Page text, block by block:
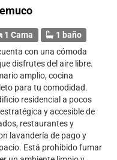
1 Cama
1 baño
con una cómoda
disfrutes del aire libre.
amplio, cocina
para tu comodidad.
residencial a pocos
y accesible de
restaurantes y
lavandería de pago y
Está prohibido fumar